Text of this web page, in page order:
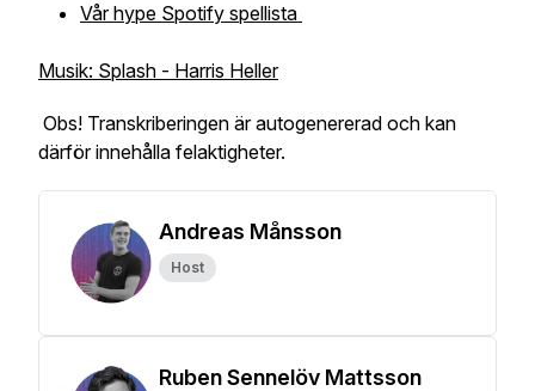
Vår hype Spotify spellista
Musik: Splash - Harris Heller
Obs! Transkriberingen är autogenererad och kan
därför innehålla felaktigheter.
Andreas Månsson
Host
Ruben Sennelöv Mattsson